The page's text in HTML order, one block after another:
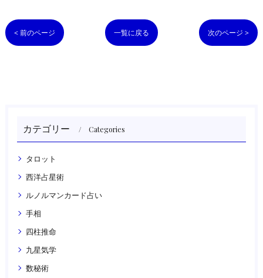
< 前のページ 一覧に戻る 次のページ >
カテゴリー Categories
タロット
西洋占星術
ルノルマンカード占い
手相
四柱推命
九星気学
数秘術